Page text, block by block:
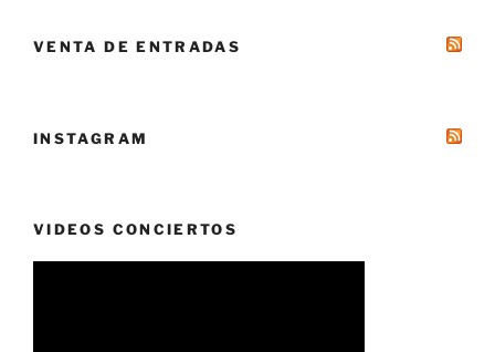
VENTA DE ENTRADAS
INSTAGRAM
VIDEOS CONCIERTOS